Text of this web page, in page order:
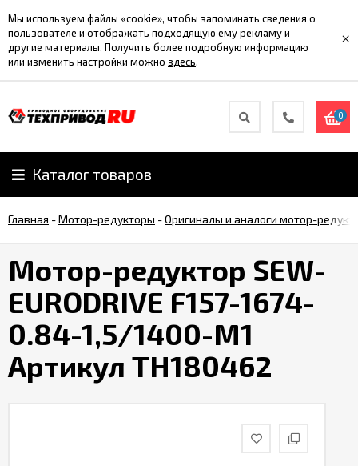
Мы используем файлы «cookie», чтобы запоминать сведения о
пользователе и отображать подходящую ему рекламу и
другие материалы. Получить более подробную информацию
или изменить настройки можно здесь.
×
0
Каталог товаров
Главная -Мотор-редукторы -Оригиналы и аналоги мотор-
Мотор-редуктор SEW-
EURODRIVE F157-1674-
0.84-1,5/1400-M1
Артикул TH180462